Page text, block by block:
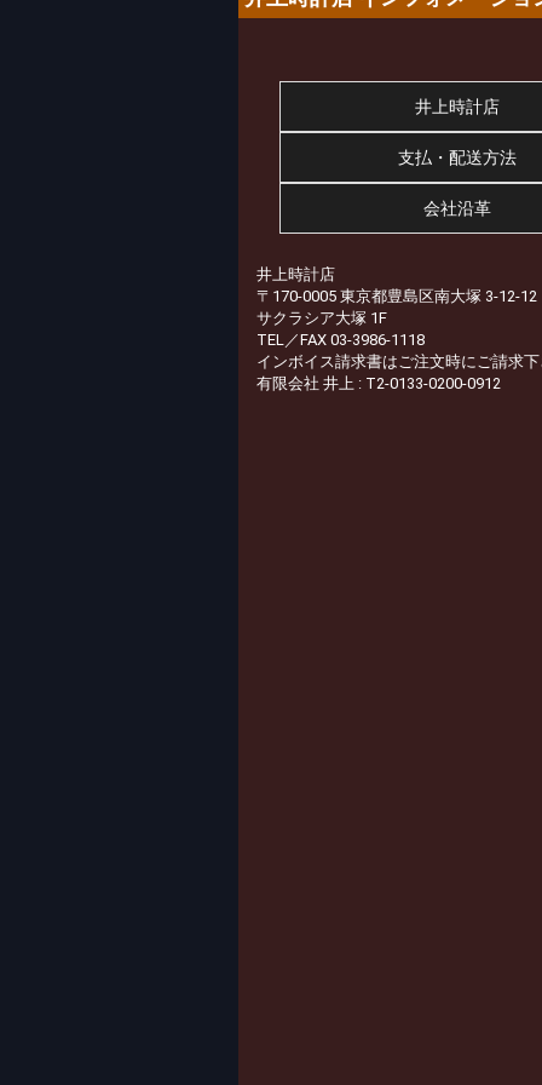
井上時計店
支払・配送方法
会社沿革
井上時計店
〒170-0005 東京都豊島区南大塚 3-12-12
サクラシア大塚 1F
TEL／FAX 03-3986-1118
インボイス請求書はご注文時にご請求
有限会社 井上 : T2-0133-0200-0912